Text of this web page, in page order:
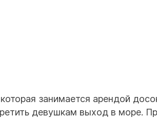
занимается арендой
девушкам выход в море.